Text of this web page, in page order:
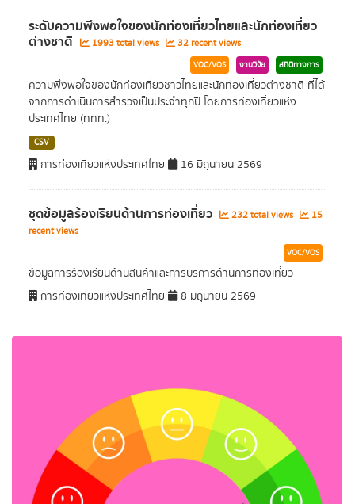
ระดับความพึงพอใจของนักท่องเที่ยวไทยและนักท่องเที่ยว
ต่างชาติ 1993 total views 32 recent views
VOC/VOS งานวิจัย สถิติทางการ
ความพึงพอใจของนักท่องเที่ยวชาวไทยและนักท่องเที่ยวต่างชาติ ที่ได้
จากการดำเนินการสำรวจเป็นประจำทุกปี โดยการท่องเที่ยวแห่ง
ประเทศไทย (ททท.)
CSV
การท่องเที่ยวแห่งประเทศไทย 16 มิถุนายน 2569
ชุดข้อมูลร้องเรียนด้านการท่องเที่ยว 232 total views
15
recent views
VOC/VOS
ข้อมูลการร้องเรียนด้านสินค้าและการบริการด้านการท่องเที่ยว
การท่องเที่ยวแห่งประเทศไทย
8 มิถุนายน 2569